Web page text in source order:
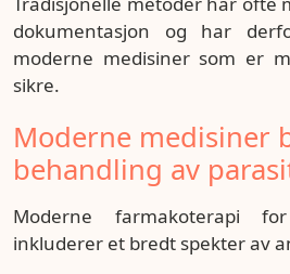
dokumentasjon og har
moderne medisiner som er
sikre.
Moderne medisiner
behandling av
Moderne farmakoterapi
inkluderer et bredt spekter av